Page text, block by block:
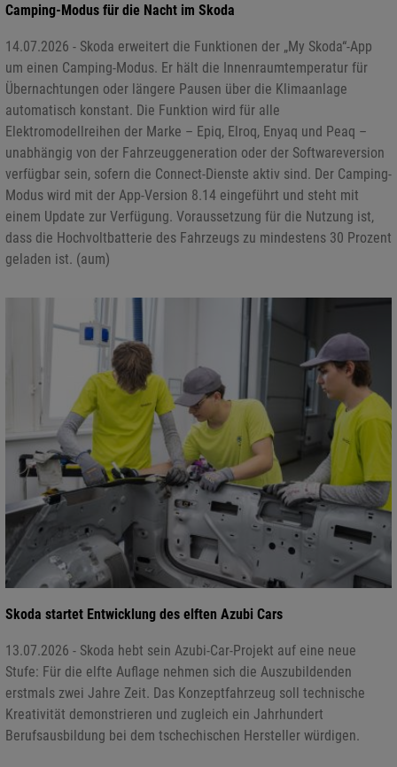
Camping-Modus für die Nacht im Skoda
14.07.2026 - Skoda erweitert die Funktionen der „My Skoda“-App
um einen Camping-Modus. Er hält die Innenraumtemperatur für
Übernachtungen oder längere Pausen über die Klimaanlage
automatisch konstant. Die Funktion wird für alle
Elektromodellreihen der Marke – Epiq, Elroq, Enyaq und Peaq –
unabhängig von der Fahrzeuggeneration oder der Softwareversion
verfügbar sein, sofern die Connect-Dienste aktiv sind. Der Camping-
Modus wird mit der App-Version 8.14 eingeführt und steht mit
einem Update zur Verfügung. Voraussetzung für die Nutzung ist,
dass die Hochvoltbatterie des Fahrzeugs zu mindestens 30 Prozent
geladen ist. (aum)
Skoda startet Entwicklung des elften Azubi Cars
13.07.2026 - Skoda hebt sein Azubi-Car-Projekt auf eine neue
Stufe: Für die elfte Auflage nehmen sich die Auszubildenden
erstmals zwei Jahre Zeit. Das Konzeptfahrzeug soll technische
Kreativität demonstrieren und zugleich ein Jahrhundert
Berufsausbildung bei dem tschechischen Hersteller würdigen.